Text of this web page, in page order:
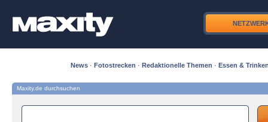
News · Fotostrecken · Redaktionelle Themen · Essen &
Maxity.de durchsuchen